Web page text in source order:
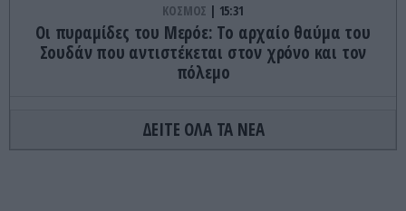
ΚΟΣΜΟΣ 15:31
Οι πυραμίδες του Μερόε: Το αρχαίο θαύμα του
Σουδάν που αντιστέκεται στον χρόνο και τον
πόλεμο
ΥΓΕΙΑ 15:30
Δείτε ποια είναι τα συμπτώματα ενός «μίνι
ΔΕΙΤΕ ΟΛΑ ΤΑ ΝΕΑ